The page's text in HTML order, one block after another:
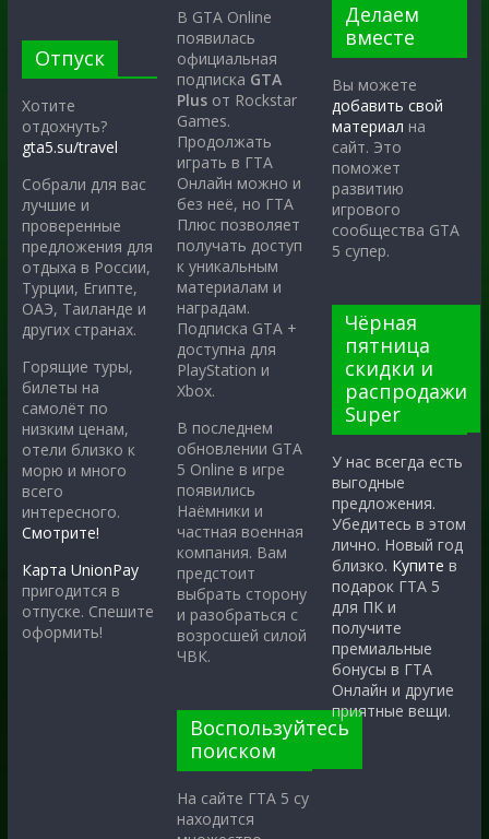
Отпуск
Хотите
отдохнуть?
gta5.su/travel
Собрали для вас
лучшие и
проверенные
предложения для
отдыха в России,
Турции, Египте,
ОАЭ, Таиланде и
других странах.
Горящие туры,
билеты на
самолёт по
низким ценам,
отели близко к
морю и много
всего
интересного.
Смотрите!
Карта UnionPay
пригодится в
отпуске. Спешите
оформить!
В GTA Online
появилась
официальная
подписка GTA
Plus от Rockstar
Games.
Продолжать
играть в ГТА
Онлайн можно и
без неё, но ГТА
Плюс позволяет
получать доступ
к уникальным
материалам и
наградам.
Подписка GTA +
доступна для
PlayStation и
Xbox.
В последнем
обновлении GTA
5 Online в игре
появились
Наёмники и
частная военная
компания. Вам
предстоит
выбрать сторону
и разобраться с
возросшей силой
ЧВК.
Воспользуйтесь
поиском
На сайте ГТА 5 су
находится
Делаем
вместе
Вы можете
добавить свой
материал на
сайт. Это
поможет
развитию
игрового
сообщества GTA
5 супер.
Чёрная
пятница
скидки и
распродажи
Super
У нас всегда есть
выгодные
предложения.
Убедитесь в этом
лично. Новый год
близко. Купите в
подарок ГТА 5
для ПК и
получите
премиальные
бонусы в ГТА
Онлайн и другие
приятные вещи.